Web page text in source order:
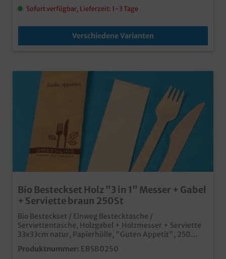
Sofort verfügbar, Lieferzeit: 1-3 Tage
Verschiedene Varianten
Bio Besteckset Holz "3 in 1" Messer + Gabel
+ Serviette braun 250St
Bio Besteckset / Einweg Bestecktasche /
Serviettentasche, Holzgabel + Holzmesser + Serviette
33x33cm natur, Papierhülle, "Guten Appetit", 250
Stück in VEPraktisches und hygienisches Einweg
BestecksetMesser und Gabel aus Birkenholz, schnell
Produktnummer: EBSB0250